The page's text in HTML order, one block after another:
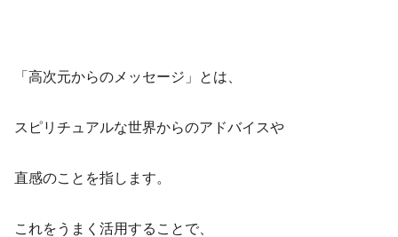
「高次元からのメッセージ」とは、
スピリチュアルな世界からのアドバイスや
直感のことを指します。
これをうまく活用することで、